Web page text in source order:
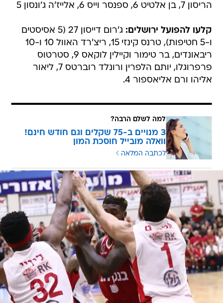
הריסון 7, בן אלטיט 6, ספנסר וייס 6, אלייז'ה ג'ונסון 5
קלעו להפועל ירושלים:
ג'רום דייסון 27 (5 אסיסטים
ו-5 חטיפות), טרנס קינזי 15, ריצ'רד האוול 10 ו-10
ריבאונדים, בר טימור וקיילין לוקאס 9, סטרטוס
פרפרוגלו, יותם הלפרין ורונלד רוברטס 7, ליאור
אליהו ורם אליאספור 4.
למה לשלם הרבה?
3 מנויים ב-75 שקלים וגם חודש חינם!
וואלה מובייל חוסכת המון
לכתבה המלאה